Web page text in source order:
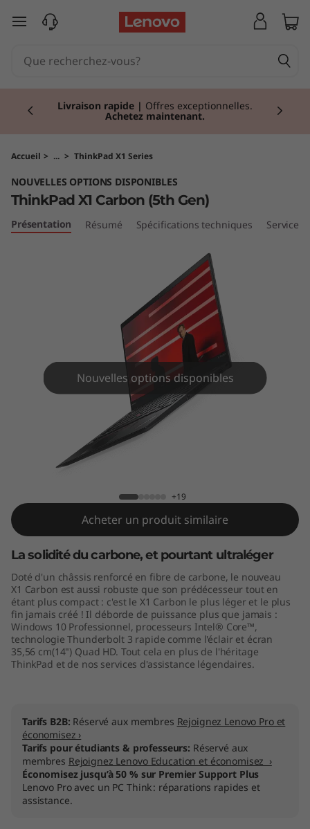
T
P
a
d
e
n
5
passer au contenu principal
Livraison rapide | Offres exceptionnelles.
Achetez maintenant.
Accueil > ... > ThinkPad X1 Series
NOUVELLES OPTIONS DISPONIBLES
ThinkPad X1 Carbon (5th Gen)
Présentation Résumé Spécifications techniques Services
Nouvelles options disponibles
+19
Acheter un produit similaire
La solidité du carbone, et pourtant ultraléger
Doté d'un châssis renforcé en fibre de carbone, le nouveau
X1 Carbon est aussi robuste que son prédécesseur tout en
étant plus compact : c'est le X1 Carbon le plus léger et le plus
fin jamais créé ! Il déborde de puissance plus que jamais :
Windows 10 Professionnel, processeurs Intel® Core™,
technologie Thunderbolt 3 rapide comme l'éclair et écran
35,56 cm(14") Quad HD. Tout cela en plus de l'héritage
ThinkPad et de nos services d'assistance légendaires.
Tarifs B2B: Réservé aux membres Rejoignez Lenovo Pro et
économisez ›
Tarifs pour étudiants & professeurs: Réservé aux
membres Rejoignez Lenovo Education et économisez ›
Économisez jusqu’à 50 % sur Premier Support Plus
Lenovo Pro avec un PC Think : réparations rapides et
assistance.